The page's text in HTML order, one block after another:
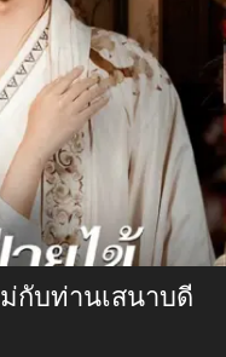
กับท่านเสนาบดี